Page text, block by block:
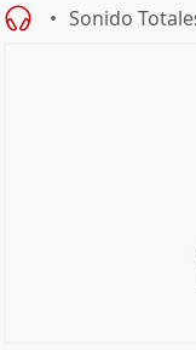
Sonido